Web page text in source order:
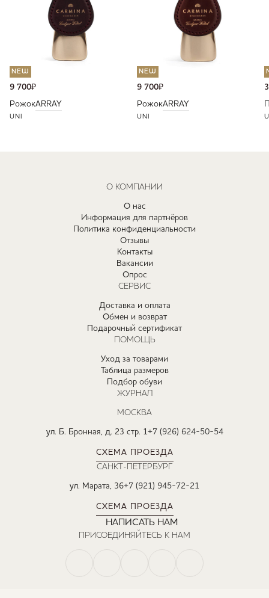
NEW
9 700₽
РожокARRAY
UNI
NEW
9 700₽
РожокARRAY
UNI
О КОМПАНИИ
О нас
Информация для партнёров
Политика конфиденциальности
Отзывы
Контакты
Вакансии
Опрос
СЕРВИС
Доставка и оплата
Обмен и возврат
Подарочный сертификат
ПОМОЩЬ
Уход за товарами
Таблица размеров
Подбор обуви
ЖУРНАЛ
МОСКВА
ул. Б. Бронная, д. 23 стр. 1+7 (926) 624-50-54
СХЕМА ПРОЕЗДА
САНКТ-ПЕТЕРБУРГ
ул. Марата, 36+7 (921) 945-72-21
СХЕМА ПРОЕЗДА
НАПИСАТЬ НАМ
ПРИСОЕДИНЯЙТЕСЬ К НАМ